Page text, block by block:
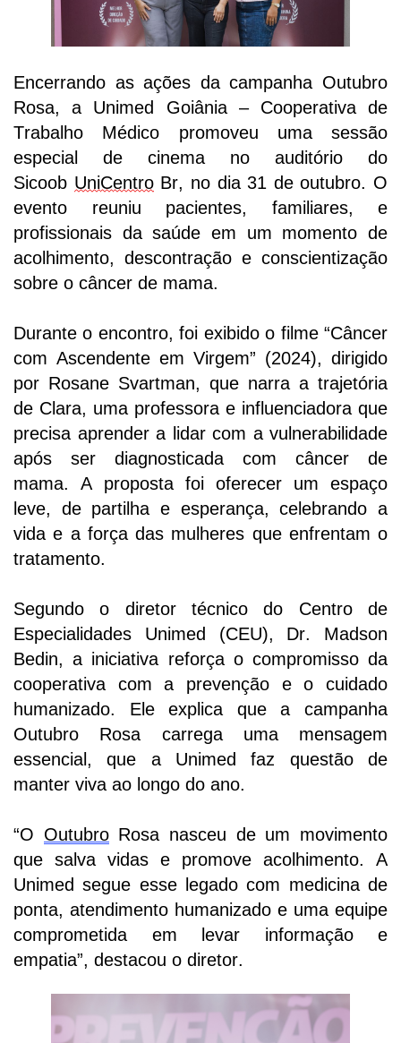
Encerrando as ações da campanha Outubro
Rosa, a Unimed Goiânia – Cooperativa de
Trabalho Médico promoveu uma sessão
especial de cinema no auditório do
Sicoob UniCentroBr, no dia 31 de outubro. O
evento reuniu pacientes, familiares, e
profissionais da saúde em um momento de
acolhimento, descontração e conscientização
sobre o câncer de mama.
Durante o encontro, foi exibido o filme “Câncer
com Ascendente em Virgem” (2024), dirigido
por Rosane Svartman, que narra a trajetória
de Clara, uma professora e influenciadora que
precisa aprender a lidar com a vulnerabilidade
após ser diagnosticada com câncer de
mama.
A proposta foi oferecer um espaço
leve, de partilha e esperança, celebrando a
vida e a força das mulheres que enfrentam o
tratamento.
Segundo o diretor técnico do Centro de
Especialidades Unimed (CEU), Dr. Madson
Bedin, a iniciativa reforça o compromisso da
cooperativa com a prevenção e o cuidado
humanizado. Ele explica que a campanha
Outubro Rosa carrega uma mensagem
essencial, que a Unimed faz questão de
manter viva ao longo do ano.
“O OutubroRosa nasceu de um movimento
que salva vidas e promove acolhimento. A
Unimed segue esse legado com medicina de
ponta, atendimento humanizado e uma equipe
comprometida em levar informação e
empatia”, destacou o diretor.